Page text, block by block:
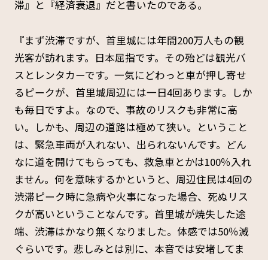
滞』と『経済衰退』だと書いたのである。
『まず渋滞ですが、首里城には年間200万人もの観
光客が訪れます。日本屈指です。その殆どは観光バ
スとレンタカーです。一気にどわっと車が押し寄せ
るピークが、首里城周辺には一日4回あります。しか
も毎日ですよ。なので、事故のリスクも非常に高
い。しかも、周辺の道路は極めて狭い。ということ
は、緊急車両が入れない、出られないんです。どん
なに道を開けてもらっても、救急車とかは100％入れ
ません。何を意味するかというと、周辺住民は4回の
渋滞ピーク時に急病や火事になった場合、死ぬリス
クが高いということなんです。首里城が焼失した途
端、渋滞はかなり無くなりました。体感では50％減
ぐらいです。悲しみとは別に、本音では安堵してま